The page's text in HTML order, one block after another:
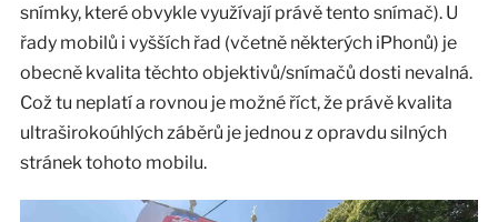
snímky, které obvykle využívají právě tento snímač). U
řady mobilů i vyšších řad (včetně některých iPhonů) je
obecně kvalita těchto objektivů/snímačů dosti nevalná.
Což tu neplatí a rovnou je možné říct, že právě kvalita
ultraširokoúhlých záběrů je jednou z opravdu silných
stránek tohoto mobilu.